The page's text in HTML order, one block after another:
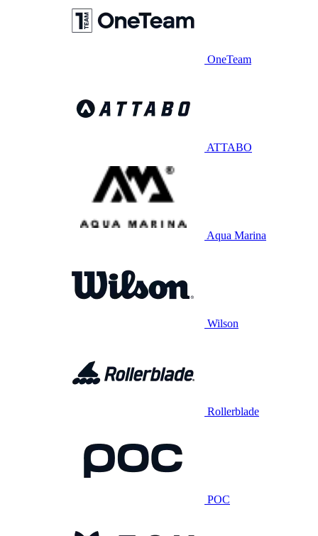
OneTeam
ATTABO
Aqua Marina
Wilson
Rollerblade
POC